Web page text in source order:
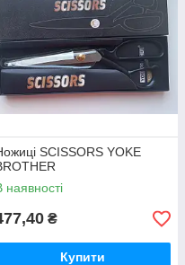
SCISSORS YOKE
наявності
₴
Купити